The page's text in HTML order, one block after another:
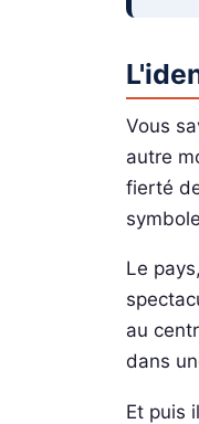
Vous
autre
fierté
Le
au
dans
Et puis